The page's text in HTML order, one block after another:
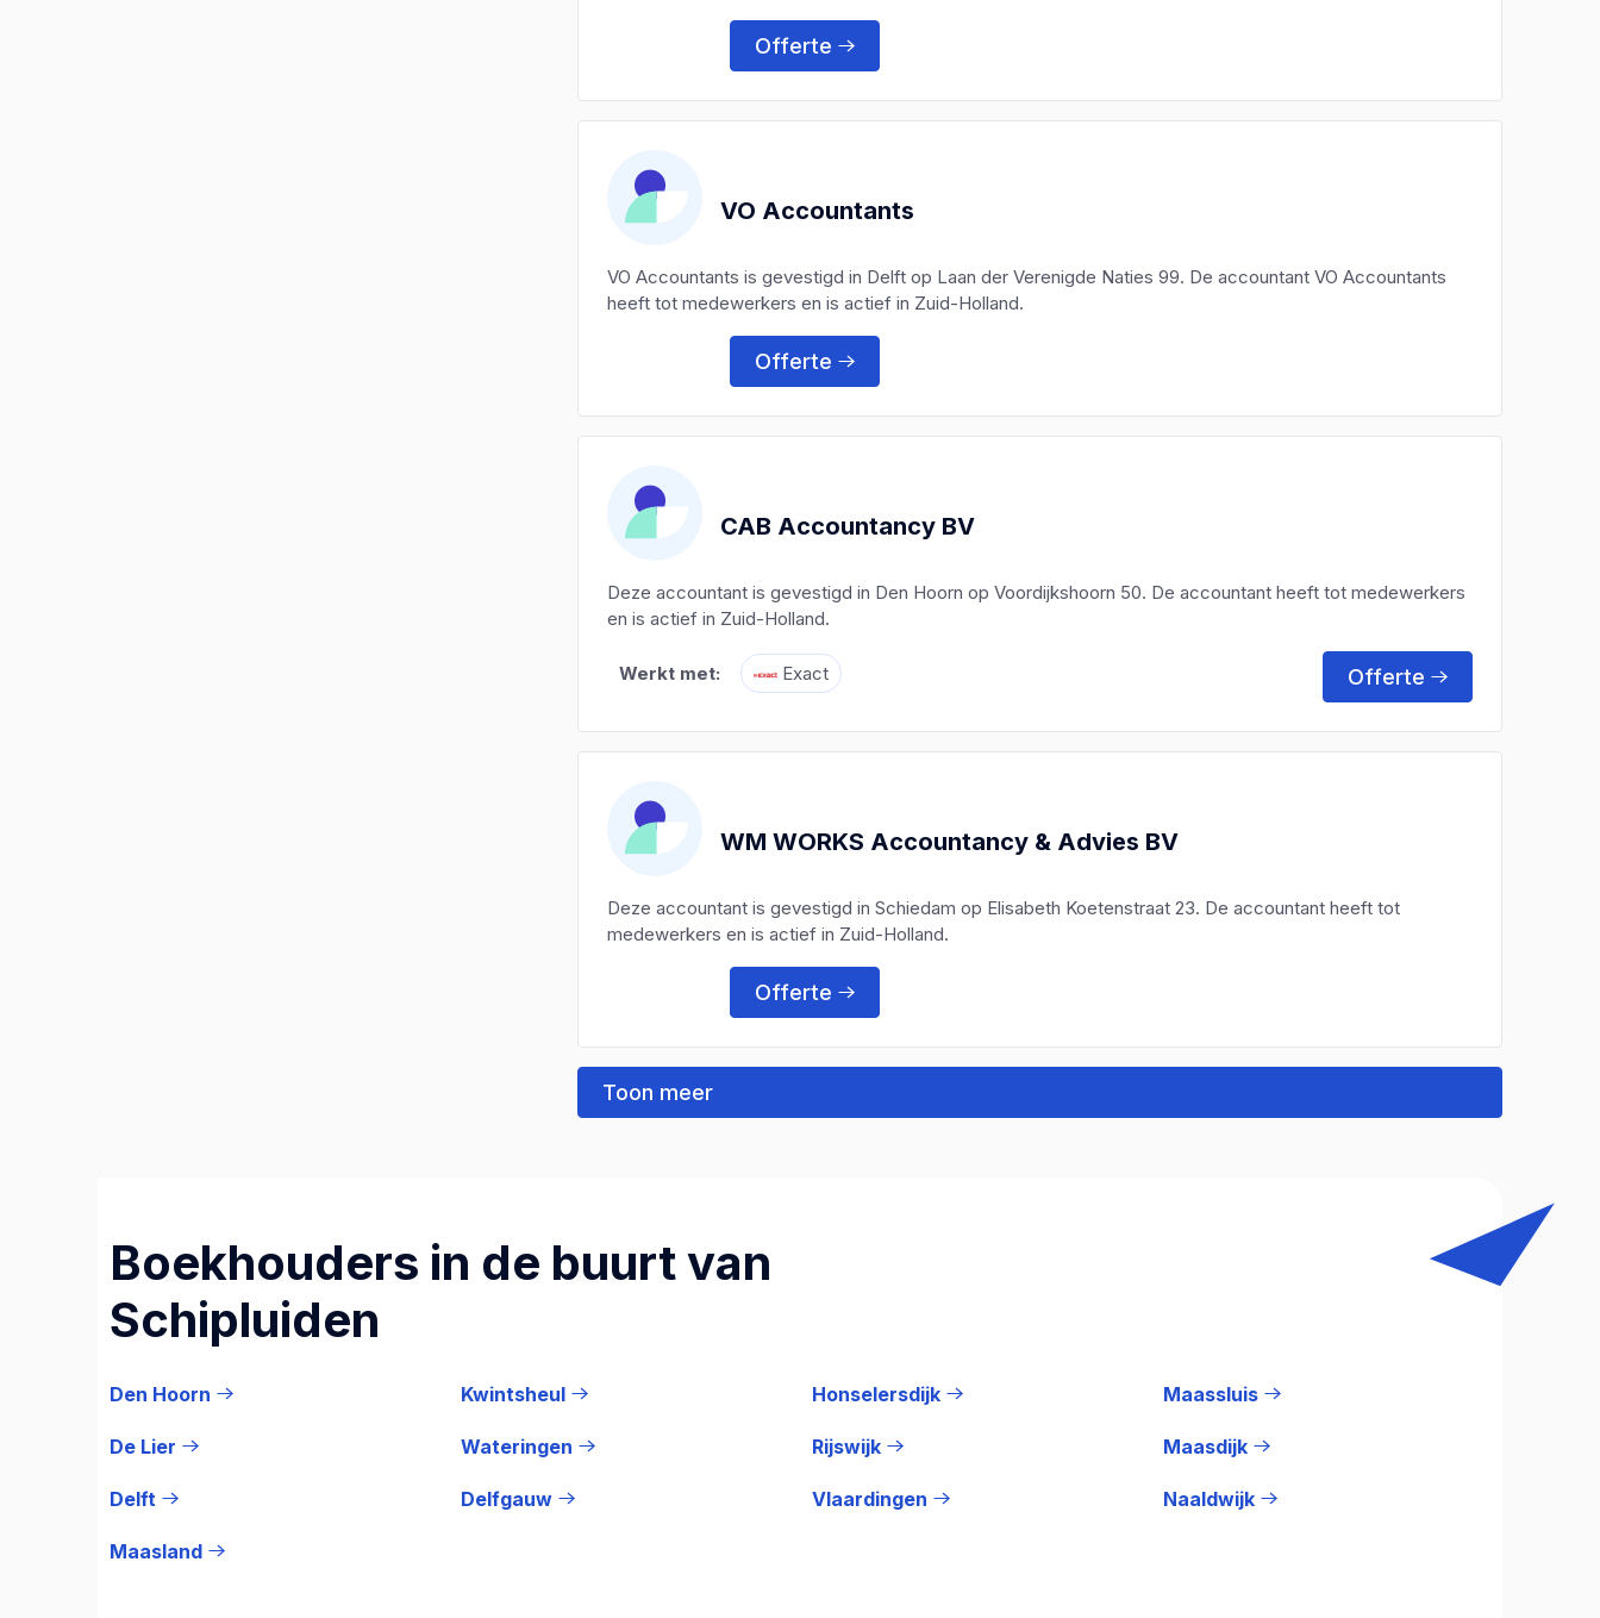
Offerte
VO Accountants
VO Accountants is gevestigd in Delft op Laan der Verenigde Naties 99. De accountant VO Accountants
heeft tot medewerkers en is actief in Zuid-Holland.
Offerte
CAB Accountancy BV
Deze accountant is gevestigd in Den Hoorn op Voordijkshoorn 50. De accountant heeft tot medewerkers
en is actief in Zuid-Holland.
Werkt met: Exact Offerte
WM WORKS Accountancy & Advies BV
Deze accountant is gevestigd in Schiedam op Elisabeth Koetenstraat 23. De accountant heeft tot
medewerkers en is actief in Zuid-Holland.
Offerte
Toon meer
Boekhouders in de buurt van
Schipluiden
Den Hoorn
De Lier
Delft
Maasland
Kwintsheul
Wateringen
Delfgauw
Honselersdijk
Rijswijk
Vlaardingen
Maassluis
Maasdijk
Naaldwijk